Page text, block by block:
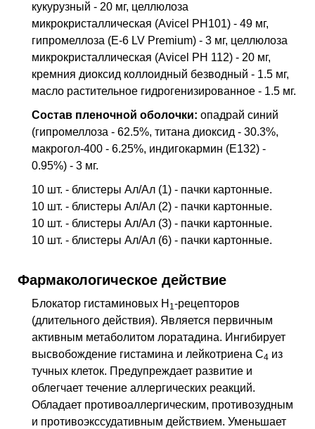
кукурузный - 20 мг, целлюлоза
микрокристаллическая (Avicel PH101) - 49 мг,
гипромеллоза (E-6 LV Premium) - 3 мг, целлюлоза
микрокристаллическая (Avicel PH 112) - 20 мг,
кремния диоксид коллоидный безводный - 1.5 мг,
масло растительное гидрогенизированное - 1.5 мг.
Состав пленочной оболочки: опадрай синий
(гипромеллоза - 62.5%, титана диоксид - 30.3%,
макрогол-400 - 6.25%, индигокармин (E132) -
0.95%) - 3 мг.
10 шт. - блистеры Ал/Ал (1) - пачки картонные.
10 шт. - блистеры Ал/Ал (2) - пачки картонные.
10 шт. - блистеры Ал/Ал (3) - пачки картонные.
10 шт. - блистеры Ал/Ал (6) - пачки картонные.
Фармакологическое действие
Блокатор гистаминовых Н 1-рецепторов
(длительного действия). Является первичным
активным метаболитом лоратадина. Ингибирует
высвобождение гистамина и лейкотриена С4 из
тучных клеток. Предупреждает развитие и
облегчает течение аллергических реакций.
Обладает противоаллергическим, противозудным
и противоэкссудативным действием. Уменьшает